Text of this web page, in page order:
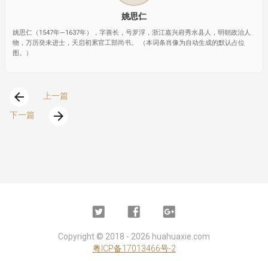
姚思仁
姚思仁（1547年—1637年），字善长，号罗浮，浙江嘉兴府秀水县人，明朝政治人
物，万历癸未进士，天启初累官工部尚书。 （本词条肖像为自动生成的默认占位
图。）
arrow_back
上一篇
下一篇
arrow_forward
Twitter FacebookGoogle
Copyright © 2018 - 2026 huahuaxie.com
粤ICP备17013466号-2